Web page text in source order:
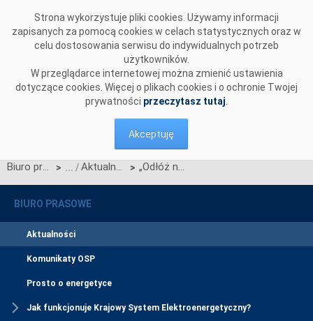
Strona wykorzystuje pliki cookies. Używamy informacji
zapisanych za pomocą cookies w celach statystycznych oraz w
celu dostosowania serwisu do indywidualnych potrzeb
użytkowników.
W przeglądarce internetowej można zmienić ustawienia
dotyczące cookies. Więcej o plikach cookies i o ochronie Twojej
prywatności przeczytasz tutaj
Akceptuję
Biuro prasowe > Aktualności > „Odłóż na później” - kampania edukacyjna, która podpowiada, kiedy najlepiej używać prądu
BIURO PRASOWE
Aktualności
Komunikaty OSP
Prosto o energetyce
Jak funkcjonuje Krajowy System Elektroenergetyczny?